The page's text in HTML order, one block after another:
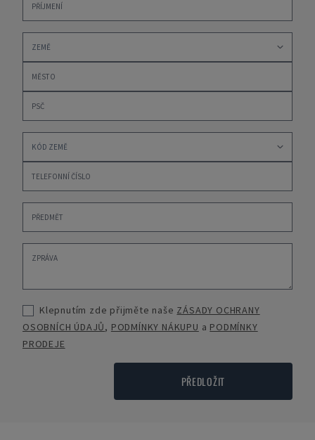
Klepnutím zde přijměte naše ZÁSADY OCHRANY
OSOBNÍCH ÚDAJŮ, PODMÍNKY NÁKUPU a PODMÍNKY
PRODEJE
PŘEDLOŽIT